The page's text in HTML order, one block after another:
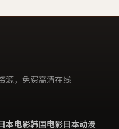
源，免费高清在线
本电影韩国电影日本动漫